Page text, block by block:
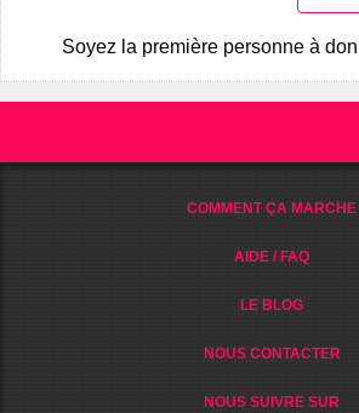
Soyez la première personne à
COMMENT ÇA MARCHE
AIDE / FAQ
LE BLOG
NOUS CONTACTER
NOUS SUIVRE SUR